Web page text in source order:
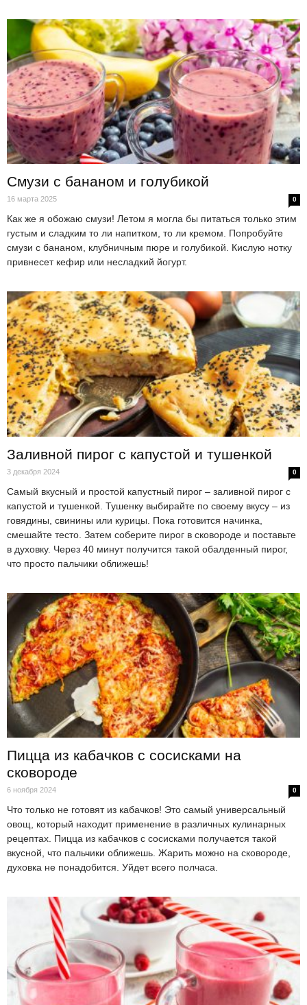
Смузи с бананом и голубикой
16 марта 2025 0
Как же я обожаю смузи! Летом я могла бы питаться только этим
густым и сладким то ли напитком, то ли кремом. Попробуйте
смузи с бананом, клубничным пюре и голубикой. Кислую нотку
привнесет кефир или несладкий йогурт.
Заливной пирог с капустой и тушенкой
3 декабря 2024 0
Самый вкусный и простой капустный пирог – заливной пирог с
капустой и тушенкой. Тушенку выбирайте по своему вкусу – из
говядины, свинины или курицы. Пока готовится начинка,
смешайте тесто. Затем соберите пирог в сковороде и поставьте
в духовку. Через 40 минут получится такой обалденный пирог,
что просто пальчики оближешь!
Пицца из кабачков с сосисками на
сковороде
6 ноября 2024 0
Что только не готовят из кабачков! Это самый универсальный
овощ, который находит применение в различных кулинарных
рецептах. Пицца из кабачков с сосисками получается такой
вкусной, что пальчики оближешь. Жарить можно на сковороде,
духовка не понадобится. Уйдет всего полчаса.